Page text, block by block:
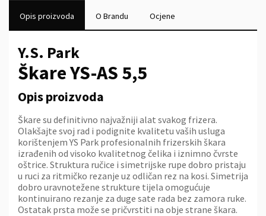
Opis proizvoda O Brandu Ocjene
Y.S. Park
Škare YS-AS 5,5
Opis proizvoda
Škare su definitivno najvažniji alat svakog frizera.
Olakšajte svoj rad i podignite kvalitetu vaših usluga
korištenjem YS Park profesionalnih frizerskih škara
izrađenih od visoko kvalitetnog čelika i iznimno čvrste
oštrice. Struktura ručice i simetrijske rupe dobro pristaju
u ruci za ritmičko rezanje uz odličan rez na kosi. Simetrija
dobro uravnotežene strukture tijela omogućuje
kontinuirano rezanje za duge sate rada bez zamora ruke.
Ostatak prsta može se pričvrstiti na obje strane škara.